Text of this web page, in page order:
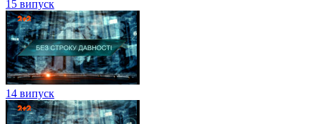
15 випуск
14 випуск